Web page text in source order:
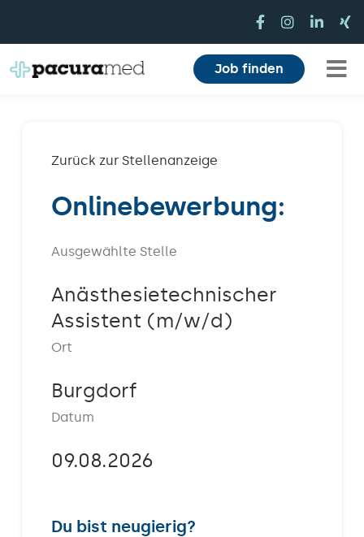
springen
Für Einrichtungen
Mitarbeiterbereich
Karriere
Über uns
Kontakt
Job finden
Zurück zur Stellenanzeige
Onlinebewerbung:
Ausgewählte Stelle
Anästhesietechnischer
Assistent (m/w/d)
Ort
Burgdorf
Datum
09.08.2026
Du bist neugierig?